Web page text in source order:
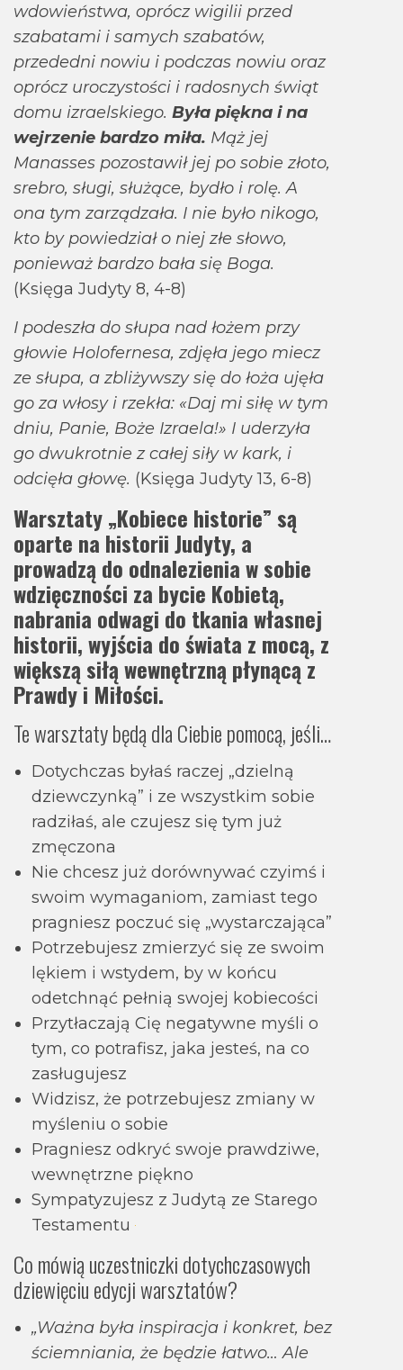
wdowieństwa, oprócz wigilii przed
szabatami i samych szabatów,
przededni nowiu i podczas nowiu oraz
oprócz uroczystości i radosnych świąt
domu izraelskiego. Była piękna i na
wejrzenie bardzo miła. Mąż jej
Manasses pozostawił jej po sobie złoto,
srebro, sługi, służące, bydło i rolę. A
ona tym zarządzała. I nie było nikogo,
kto by powiedział o niej złe słowo,
ponieważ bardzo bała się Boga.
(Księga Judyty 8, 4-8)
I podeszła do słupa nad łożem przy
głowie Holofernesa, zdjęła jego miecz
ze słupa, a zbliżywszy się do łoża ujęła
go za włosy i rzekła: «Daj mi siłę w tym
dniu, Panie, Boże Izraela!» I uderzyła
go dwukrotnie z całej siły w kark, i
odcięła głowę. (Księga Judyty 13, 6-8)
Warsztaty „Kobiece historie” są
oparte na historii Judyty, a
prowadzą do odnalezienia w sobie
wdzięczności za bycie Kobietą,
nabrania odwagi do tkania własnej
historii, wyjścia do świata z mocą, z
większą siłą wewnętrzną płynącą z
Prawdy i Miłości.
Te warsztaty będą dla Ciebie pomocą, jeśli…
Dotychczas byłaś raczej „dzielną
dziewczynką” i ze wszystkim sobie
radziłaś, ale czujesz się tym już
zmęczona
Nie chcesz już dorównywać czyimś i
swoim wymaganiom, zamiast tego
pragniesz poczuć się „wystarczająca”
Potrzebujesz zmierzyć się ze swoim
lękiem i wstydem, by w końcu
odetchnąć pełnią swojej kobiecości
Przytłaczają Cię negatywne myśli o
tym, co potrafisz, jaka jesteś, na co
zasługujesz
Widzisz, że potrzebujesz zmiany w
myśleniu o sobie
Pragniesz odkryć swoje prawdziwe,
wewnętrzne piękno
Sympatyzujesz z Judytą ze Starego
Testamentu
Co mówią uczestniczki dotychczasowych
dziewięciu edycji warsztatów?
„Ważna była inspiracja i konkret, bez
ściemniania, że będzie łatwo… Ale